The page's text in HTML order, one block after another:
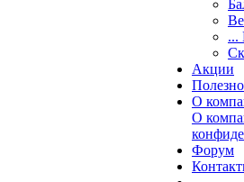
...
Акции
О
О
Форум